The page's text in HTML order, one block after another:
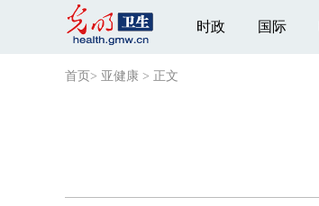
时政 国际
首页 > 亚健康 > 正文